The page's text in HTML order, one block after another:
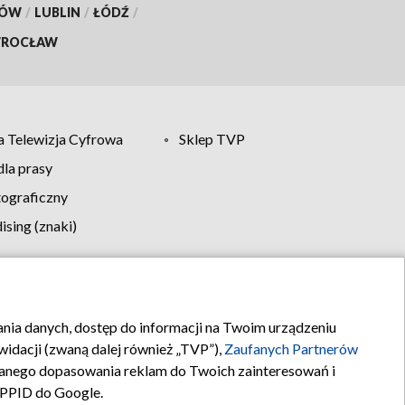
/ LUBLIN / ŁÓDŹ /
Telewizja Cyfrowa
Sklep TVP
prasy
(znaki)
Kontakt
danych, dostęp do informacji na Twoim urządzeniu
(zwaną dalej również „TVP”), Zaufanych Partnerów
dopasowania reklam do Twoich zainteresowań i
do Google.